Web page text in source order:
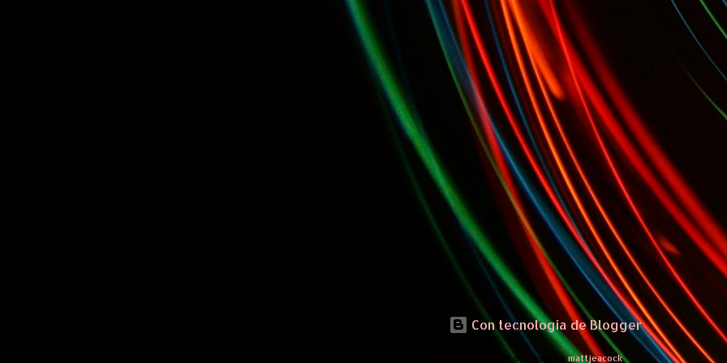
Con tecnología de Blogger
Imágenes del tema demattjeacock